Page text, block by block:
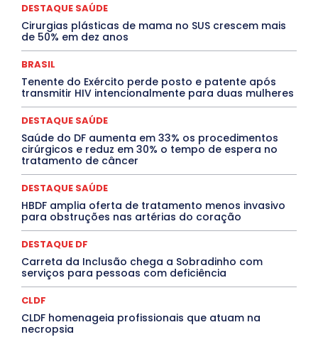
EVENTOS
Febre Oropouche
Goiás
INTELIGÊNCIA ARTIFICIAL
INTERNACIONAL
MEIO AMBIENTE
MÚSICA
O Plantonista Opinião Oropouche
Paraíba
Paraná Pernambuco Piauí
POLÍTICA
PROCESSO SELETIVO
PUBLIEDITORIAL
QUALIFICAÇÃO PROFISSIONAL
Rio de Janeiro
Rio Grande do Sul
Roraima
Santa Catarina
São Paulo SARAMPO
SAÚDE
Saúde Agora
TÁ FROID?
TEATRO TECNOLOGIA
TIC TAC
Mais
DESTAQUE SAÚDE
Cirurgias plásticas de mama no SUS crescem mais
de 50% em dez anos
BRASIL
Tenente do Exército perde posto e patente após
transmitir HIV intencionalmente para duas mulheres
DESTAQUE SAÚDE
Saúde do DF aumenta em 33% os procedimentos
cirúrgicos e reduz em 30% o tempo de espera no
tratamento de câncer
DESTAQUE SAÚDE
HBDF amplia oferta de tratamento menos invasivo
para obstruções nas artérias do coração
DESTAQUE DF
Carreta da Inclusão chega a Sobradinho com
serviços para pessoas com deficiência
CLDF
CLDF homenageia profissionais que atuam na
necropsia